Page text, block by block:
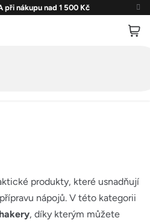
při nákupu nad 1 500 Kč
produkty, které usnadňují
nápojů. V této kategorii
, díky kterým můžete